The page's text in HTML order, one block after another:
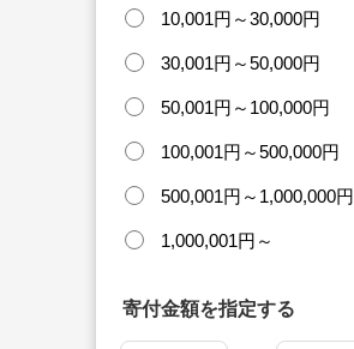
10,001円～30,000円
30,001円～50,000円
50,001円～100,000円
100,001円～500,000円
500,001円～1,000,000円
1,000,001円～
寄付金額を指定する